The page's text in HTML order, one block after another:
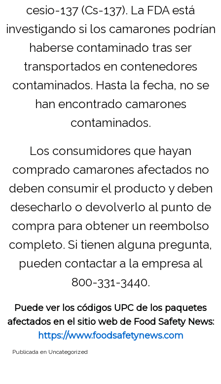
cesio-137 (Cs-137). La FDA está
investigando si los camarones podrían
haberse contaminado tras ser
transportados en contenedores
contaminados. Hasta la fecha, no se
han encontrado camarones
contaminados.
Los consumidores que hayan
comprado camarones afectados no
deben consumir el producto y deben
desecharlo o devolverlo al punto de
compra para obtener un reembolso
completo. Si tienen alguna pregunta,
pueden contactar a la empresa al
800-331-3440.
Puede ver los códigos UPC de los paquetes
afectados en el sitio web de Food Safety News:
https://www.foodsafetynews.com
Publicada en Uncategorized